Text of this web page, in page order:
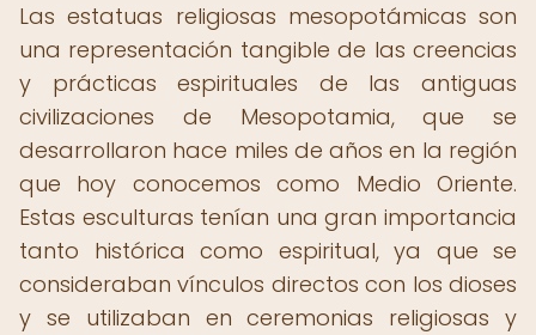
Las estatuas religiosas mesopotámicas son
una representación tangible de las creencias
y prácticas espirituales de las antiguas
civilizaciones de Mesopotamia, que se
desarrollaron hace miles de años en la región
que hoy conocemos como Medio Oriente.
Estas esculturas tenían una gran importancia
tanto histórica como espiritual, ya que se
consideraban vínculos directos con los dioses
y se utilizaban en ceremonias religiosas y